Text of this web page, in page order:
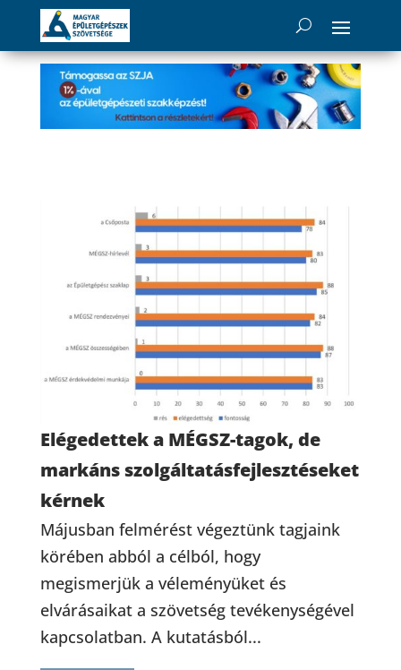
Elégedettek a MÉGSZ-tagok, de
markáns szolgáltatásfejlesztéseket
kérnek
Májusban felmérést végeztünk tagjaink
körében abból a célból, hogy
megismerjük a véleményüket és
elvárásaikat a szövetség tevékenységével
kapcsolatban. A kutatásból...